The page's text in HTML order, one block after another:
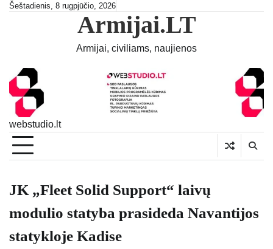
SkipŠeštadienis, 8 rugpjūčio, 2026
Armijai.LT
Armijai, civiliams, naujienos
webstudio.lt
JK „Fleet Solid Support“ laivų
modulio statyba prasideda Navantijos
statykloje Kadise